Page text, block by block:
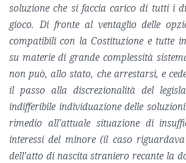
soluzione che si faccia carico di tutti i
gioco. Di fronte al ventaglio delle
compatibili con la Costituzione e tutte
su materie di grande complessità
non può, allo stato, che arrestarsi, e
il passo alla discrezionalità del
indifferibile individuazione delle
rimedio all’attuale situazione di
interessi del minore (il caso
dell’atto di nascita straniero recante la